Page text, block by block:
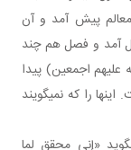
پيش آمد و آن
آمد و فصل هم چند
اجمعين) پيدا
را که نمي گويند
«إني محقق لما